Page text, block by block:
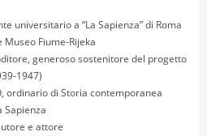
universitario a “La Sapienza” di Roma
Museo Fiume-Rijeka
generoso sostenitore del progetto
1947)
ordinario di Storia contemporanea
Sapienza
e attore